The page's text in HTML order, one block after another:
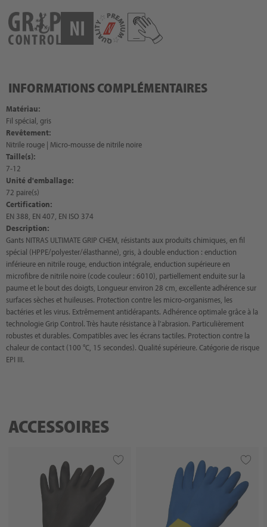
INFORMATIONS COMPLÉMENTAIRES
Matériau:
Fil spécial, gris
Revêtement:
Nitrile rouge | Micro-mousse de nitrile noire
Taille(s):
7-12
Unité d'emballage:
72 paire(s)
Certification:
EN 388, EN 407, EN ISO 374
Description:
Gants NITRAS ULTIMATE GRIP CHEM, résistants aux produits chimiques, en fil
spécial (HPPE/polyester/élasthanne), gris, à double enduction : enduction
inférieure en nitrile rouge, enduction intégrale, enduction supérieure en
microfibre de nitrile noire (code couleur : 6010), partiellement enduite sur la
paume et le bout des doigts, Longueur environ 28 cm, excellente adhérence sur
surfaces sèches et huileuses. Protection contre les micro-organismes, les
bactéries et les virus. Extrêmement antidérapants. Adhérence optimale grâce à la
technologie Grip Control. Très haute résistance à l'abrasion. Particulièrement
robustes et durables. Compatibles avec les écrans tactiles. Protection contre la
chaleur de contact (100 °C, 15 secondes). Qualité supérieure. Catégorie de risque
EPI III.
ACCESSOIRES